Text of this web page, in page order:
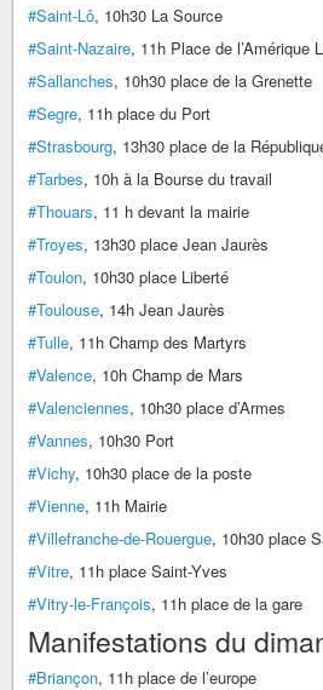
#Saint-Lô, 10h30 La Source
#Saint-Nazaire, 11h Place de l’Amérique
#Sallanches, 10h30 place de la Grenette
#Segre, 11h place du Port
#Strasbourg, 13h30 place de la
#Tarbes, 10h à la Bourse du travail
#Thouars, 11 h devant la mairie
#Troyes, 13h30 place Jean Jaurès
#Toulon, 10h30 place Liberté
#Toulouse, 14h Jean Jaurès
#Tulle, 11h Champ des Martyrs
#Valence, 10h Champ de Mars
#Valenciennes, 10h30 place d’Armes
#Vannes, 10h30 Port
#Vichy, 10h30 place de la poste
#Vienne, 11h Mairie
#Villefranche-de-Rouergue, 10h30 place
#Vitre, 11h place Saint-Yves
#Vitry-le-François, 11h place de la gare
Manifestations du
#Briançon, 11h place de l’europe